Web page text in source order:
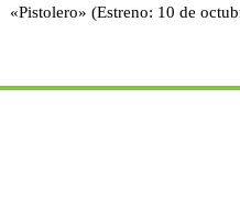
«Pistolero» (Estreno: 10 de